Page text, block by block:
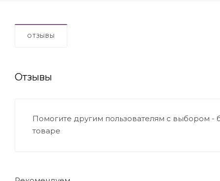
ОТЗЫВЫ
Отзывы
Помогите другим пользователям с выбором -
товаре